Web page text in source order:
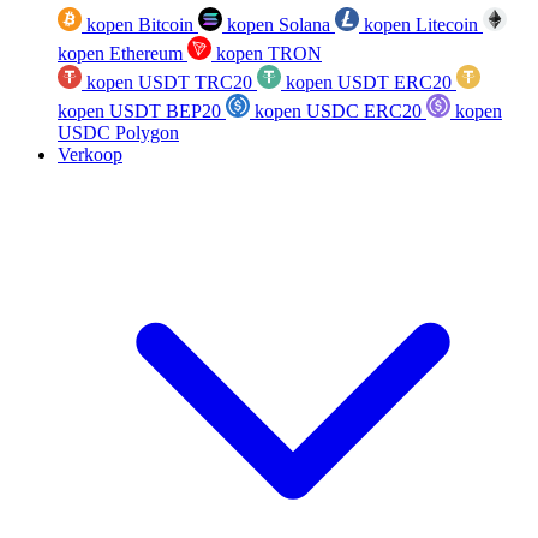
kopen Bitcoin kopen Solana
kopen Litecoin
kopen Ethereum
kopen TRON
kopen USDT TRC20
kopen USDT ERC20
kopen USDT BEP20
kopen USDC ERC20
kopen
USDC Polygon
Verkoop